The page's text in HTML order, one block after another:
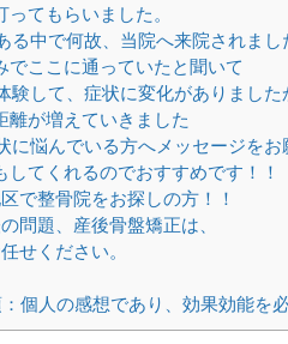
てもらいました。
中で何故、当院へ来院されまし
ここに通っていたと聞いて
して、症状に変化がありました
が増えていきました
悩んでいる方へメッセージをお
てくれるのでおすすめです！！
で整骨院をお探しの方！！
問題、産後骨盤矯正は、
せください。
個人の感想であり、効果効能を